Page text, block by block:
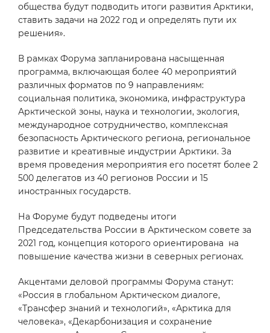
общества будут подводить итоги развития Арктики,
ставить задачи на 2022 год и определять пути их
решения».
В рамках Форума запланирована насыщенная
программа, включающая более 40 мероприятий
различных форматов по 9 направлениям:
социальная политика, экономика, инфраструктура
Арктической зоны, наука и технологии, экология,
международное сотрудничество, комплексная
безопасность Арктического региона, региональное
развитие и креативные индустрии Арктики. За
время проведения мероприятия его посетят более 2
500 делегатов из 40 регионов России и 15
иностранных государств.
На Форуме будут подведены итоги
Председательства России в Арктическом совете за
2021 год, концепция которого ориентирована на
повышение качества жизни в северных регионах.
Акцентами деловой программы Форума станут:
«Россия в глобальном Арктическом диалоге,
«Трансфер знаний и технологий», «Арктика для
человека», «Декарбонизация и сохранение